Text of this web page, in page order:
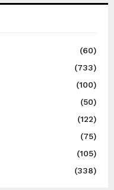
(60)
(733)
(100)
(50)
(122)
(75)
(105)
(338)